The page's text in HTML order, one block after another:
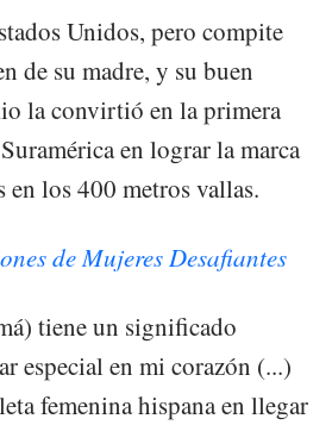
Unidos, pero compite
de su madre, y su buen
la convirtió en la primera
en lograr la marca
en los 400 metros vallas.
de Mujeres Desafiantes
tiene un significado
especial en mi corazón (...)
femenina hispana en llegar